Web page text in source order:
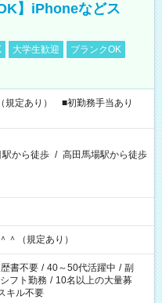
】iPhoneなどス
大学生歓迎
ブランクOK
規定あり） ■初勤務手当あり
から徒歩 / 高田馬場駅から徒歩
（規定あり）
書不要 / 40～50代活躍中 / 副
シフト勤務 / 10名以上の大量募
キル不要